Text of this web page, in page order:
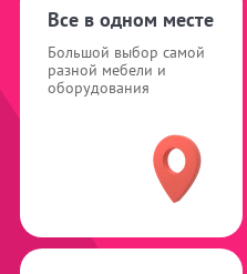
Все в одном месте
Большой выбор самой
разной мебели и
оборудования